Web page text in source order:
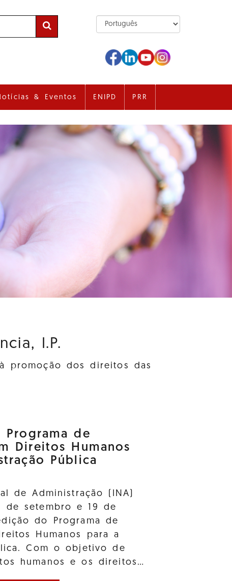
& Eventos ENIPD PRR
I.P.
promoção dos direitos das
Programa de
Direitos Humanos
Pública
de Administração (INA)
de setembro e 19 de
do Programa de
Humanos para a
Com o objetivo de
humanos e os direitos…